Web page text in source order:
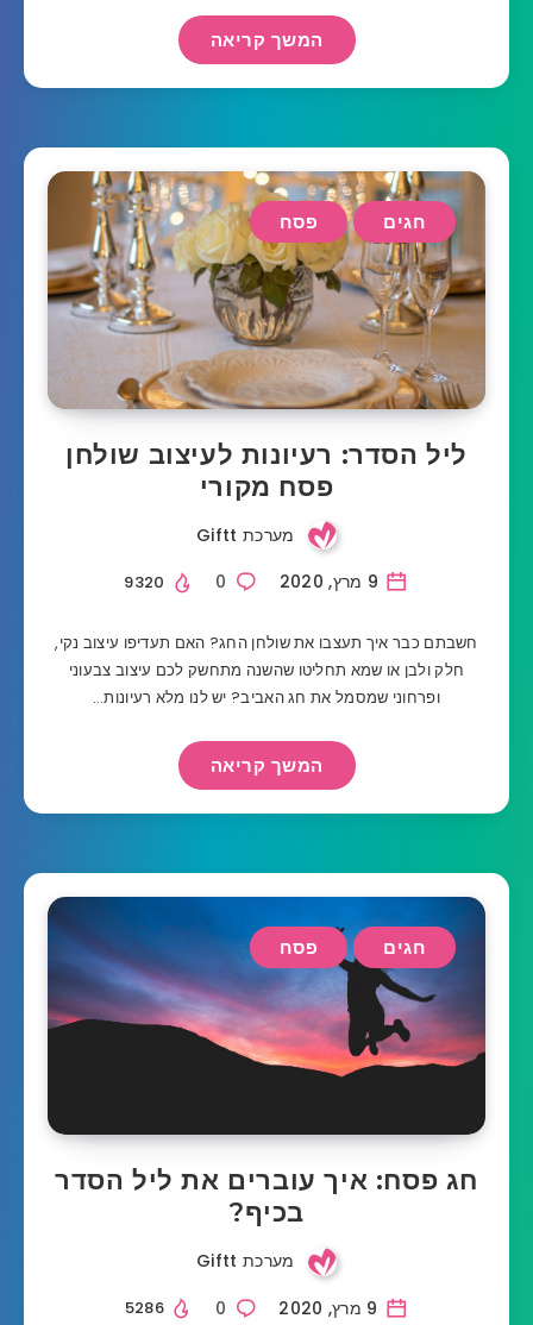
המשך קריאה
חגים פסח
ליל הסדר: רעיונות לעיצוב שולחן
פסח מקורי
מערכת Giftt
0
חשבתם כבר איך תעצבו את שולחן החג? האם תעדיפו עיצוב נקי,
חלק ולבן או שמא תחליטו שהשנה מתחשק לכם עיצוב צבעוני
ופרחוני שמסמל את חג האביב? יש לנו מלא רעיונות…
המשך קריאה
חגים פסח
חג פסח: איך עוברים את ליל הסדר
בכיף?
מערכת Giftt
0